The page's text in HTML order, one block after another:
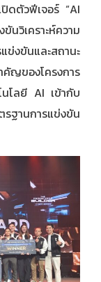
ดตัวฟีเจอร์ “AI
นวิเคราะห์ความ
งขันและสถานะ
ญของโครงการ
นโลยี AI เข้ากับ
ฐานการแข่งขัน